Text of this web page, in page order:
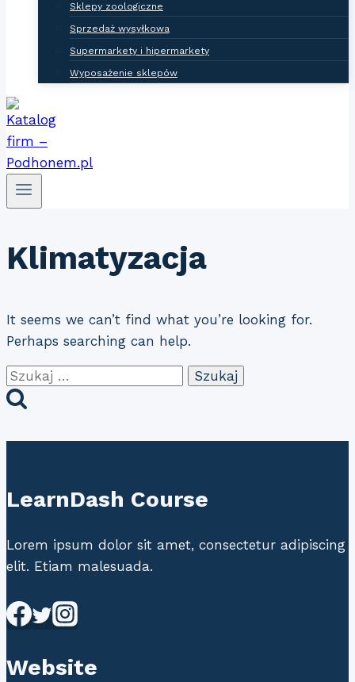
Sklepy zoologiczne
Sprzedaż wysyłkowa
Supermarkety i hipermarkety
Wyposażenie sklepów
Klimatyzacja
It seems we can’t find what you’re looking for.
Perhaps searching can help.
Szukaj:
LearnDash Course
Lorem ipsum dolor sit amet, consectetur adipiscing
elit. Etiam malesuada.
Website